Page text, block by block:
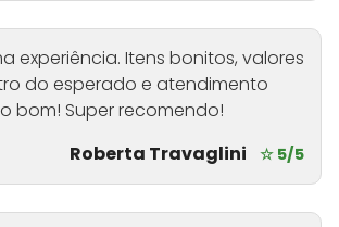
experiência. Itens bonitos, valores
do esperado e atendimento
bom! Super recomendo!
Roberta Travaglini
☆ 5/5